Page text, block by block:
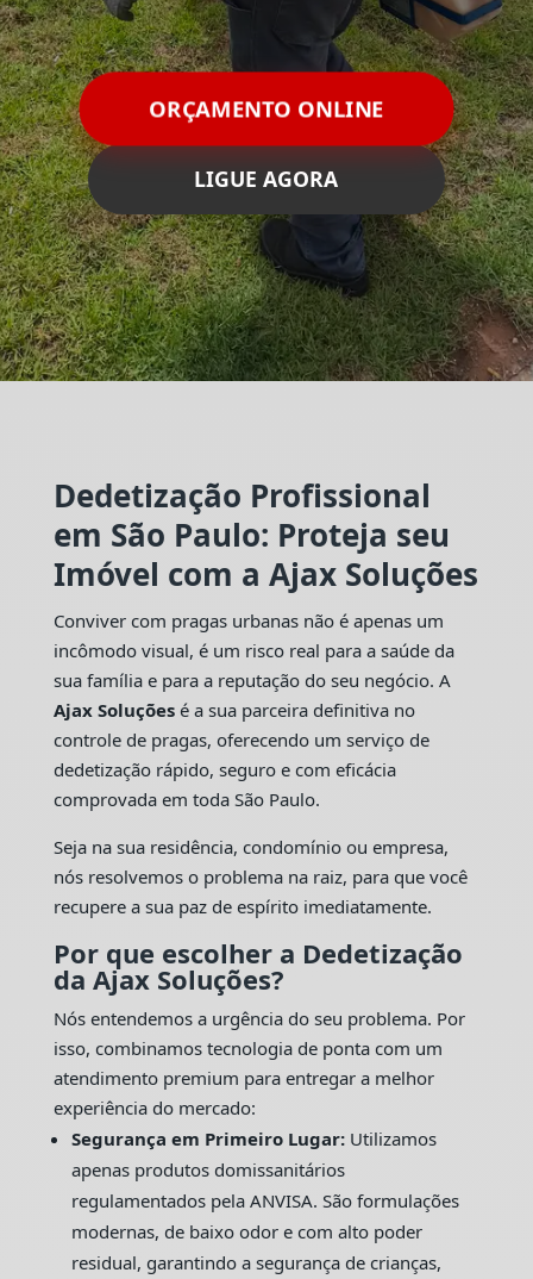
ORÇAMENTO ONLINE
LIGUE AGORA
Dedetização Profissional
em São Paulo: Proteja seu
Imóvel com a Ajax Soluções
Conviver com pragas urbanas não é apenas um
incômodo visual, é um risco real para a saúde da
sua família e para a reputação do seu negócio. A
Ajax Soluçõesé a sua parceira definitiva no
controle de pragas, oferecendo um serviço de
dedetização rápido, seguro e com eficácia
comprovada em toda São Paulo.
Seja na sua residência, condomínio ou empresa,
nós resolvemos o problema na raiz, para que você
recupere a sua paz de espírito imediatamente.
Por que escolher a Dedetização
da Ajax Soluções?
Nós entendemos a urgência do seu problema. Por
isso, combinamos tecnologia de ponta com um
atendimento premium para entregar a melhor
experiência do mercado:
Segurança em Primeiro Lugar:Utilizamos
apenas produtos domissanitários
regulamentados pela ANVISA. São formulações
modernas, de baixo odor e com alto poder
residual, garantindo a segurança de crianças,